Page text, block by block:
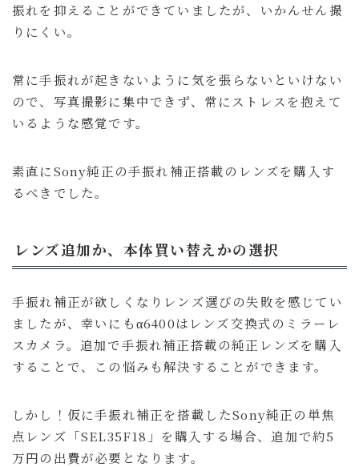
振れを抑えることができていましたが、いかんせん撮
りにくい。
常に手振れが起きないように気を張らないといけない
ので、写真撮影に集中できず、常にストレスを抱えて
いるような感覚です。
素直にSony純正の手振れ補正搭載のレンズを購入す
るべきでした。
レンズ追加か、本体買い替えかの選択
手振れ補正が欲しくなりレンズ選びの失敗を感じてい
ましたが、幸いにもα6400はレンズ交換式のミラーレ
スカメラ。追加で手振れ補正搭載の純正レンズを購入
することで、この悩みも解決することができます。
しかし！仮に手振れ補正を搭載したSony純正の単焦
点レンズ「SEL35F18」を購入する場合、追加で約5
万円の出費が必要となります。